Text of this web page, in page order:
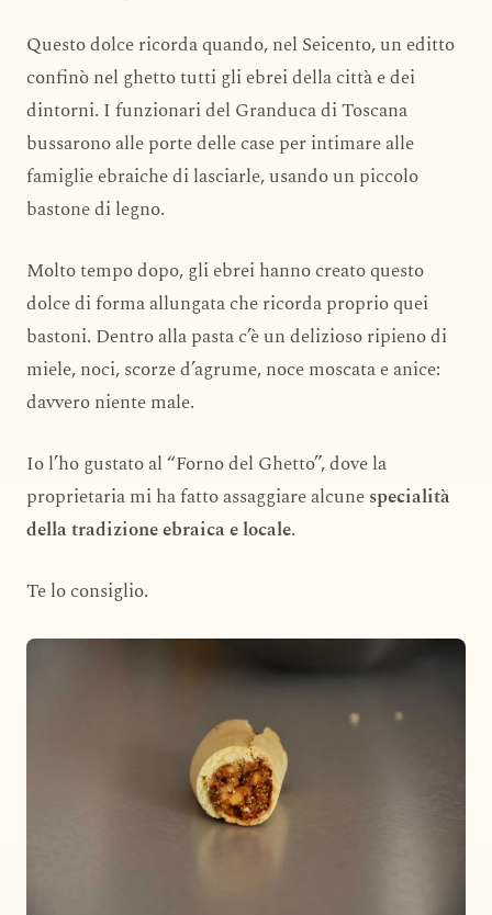
Questo dolce ricorda quando, nel Seicento, un editto
confinò nel ghetto tutti gli ebrei della città e dei
dintorni. I funzionari del Granduca di Toscana
bussarono alle porte delle case per intimare alle
famiglie ebraiche di lasciarle, usando un piccolo
bastone di legno.
Molto tempo dopo, gli ebrei hanno creato questo
dolce di forma allungata che ricorda proprio quei
bastoni. Dentro alla pasta c’è un delizioso ripieno di
miele, noci, scorze d’agrume, noce moscata e anice:
davvero niente male.
Io l’ho gustato al “Forno del Ghetto”, dove la
proprietaria mi ha fatto assaggiare alcunespecialità
della tradizione ebraica e locale.
Te lo consiglio.